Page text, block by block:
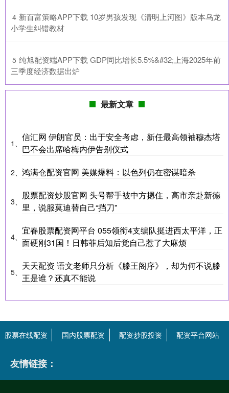
4 ​新百富策略APP下载 10岁男孩发现《清明上河图》版本乌龙
小学生纠错教材
5 ​纯旭配资端APP下载 GDP同比增长5.5%&#32;上海2025年前
三季度经济数据出炉
最新文章
1、
信汇网 伊朗官员：出于安全考虑，新任最高领袖穆杰塔
巴不会出席哈梅内伊告别仪式
2、 鸿满仓配资官网 美媒爆料：以色列仍在密谋暗杀
3、
股票配资炒股官网 头号帮手被中方摁住，高市亲赴新德
里，说服莫迪替自己“挡刀”
4、
宜春股票配资网平台 055领衔4支编队挺进西太平洋，正
面硬刚31国！日韩菲后知后觉自己惹了大麻烦
5、
天天配资 语文老师只分析《滕王阁序》，却为何不说滕
王是谁？还真不能说
股票在线配资 国内股票配资 配资炒股投资 配资平台网站
友情链接：